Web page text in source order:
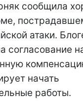
сообщила
атаки.
согласование
начать
работы.